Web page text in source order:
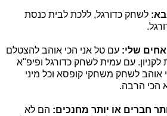
לשחק כדורגל, ללכת לבית כנסת
שלי: עם טל אני הכי אוהב להצטלם
עם עמית לשחק כדורגל ופיפ"א
לשחק משחקי קופסא וכל מיני
הכי הרבה.
חברים או יותר מחנכים: הם לא